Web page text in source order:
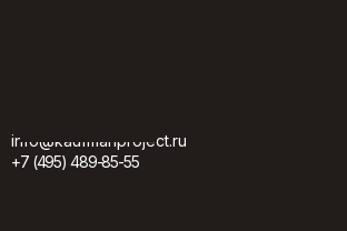
info@kaufmanproject.ru
+7 (495) 489-85-55